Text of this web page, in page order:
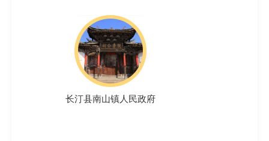
长汀县南山镇人民政府